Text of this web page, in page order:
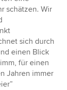
schätzen. Wir
sich durch
einen Blick
für einen
Jahren immer